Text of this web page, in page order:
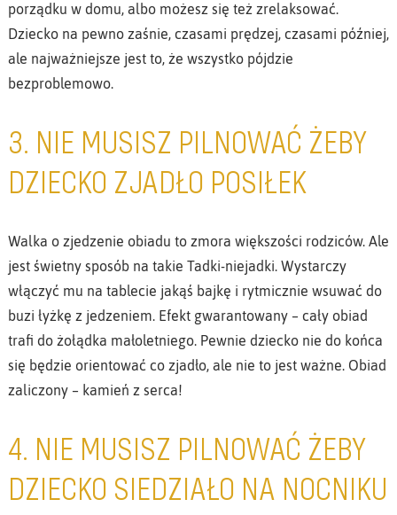
porządku w domu, albo możesz się też zrelaksować.
Dziecko na pewno zaśnie, czasami prędzej, czasami później,
ale najważniejsze jest to, że wszystko pójdzie
bezproblemowo.
3. NIE MUSISZ PILNOWAĆ ŻEBY
DZIECKO ZJADŁO POSIŁEK
Walka o zjedzenie obiadu to zmora większości rodziców. Ale
jest świetny sposób na takie Tadki-niejadki. Wystarczy
włączyć mu na tablecie jakąś bajkę i rytmicznie wsuwać do
buzi łyżkę z jedzeniem. Efekt gwarantowany – cały obiad
trafi do żołądka małoletniego. Pewnie dziecko nie do końca
się będzie orientować co zjadło, ale nie to jest ważne. Obiad
zaliczony – kamień z serca!
4. NIE MUSISZ PILNOWAĆ ŻEBY
DZIECKO SIEDZIAŁO NA NOCNIKU